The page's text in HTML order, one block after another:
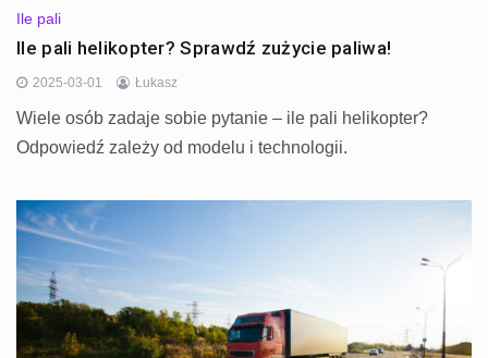
Ile pali
Ile pali helikopter? Sprawdź zużycie paliwa!
2025-03-01 Łukasz
Wiele osób zadaje sobie pytanie – ile pali helikopter?
Odpowiedź zależy od modelu i technologii.